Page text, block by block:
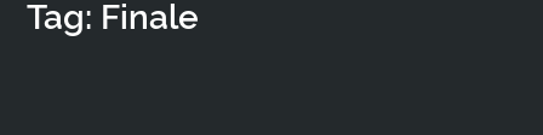
Tag: Finale